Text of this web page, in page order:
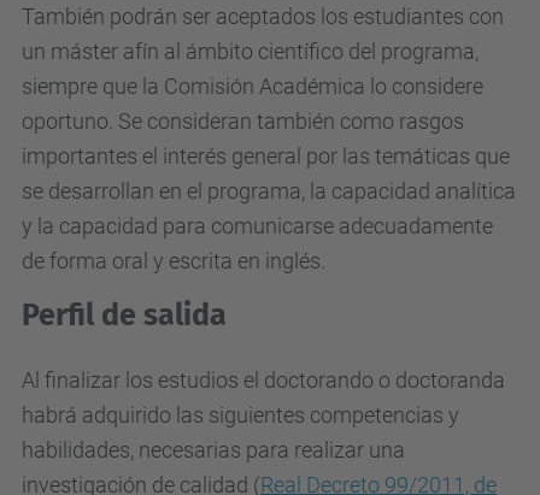
También podrán ser aceptados los estudiantes con
un máster afín al ámbito científico del programa,
siempre que la Comisión Académica lo considere
oportuno. Se consideran también como rasgos
importantes el interés general por las temáticas que
se desarrollan en el programa, la capacidad analítica
y la capacidad para comunicarse adecuadamente
de forma oral y escrita en inglés.
Perfil de salida
Al finalizar los estudios el doctorando o doctoranda
habrá adquirido las siguientes competencias y
habilidades, necesarias para realizar una
investigación de calidad (Real Decreto 99/2011, de